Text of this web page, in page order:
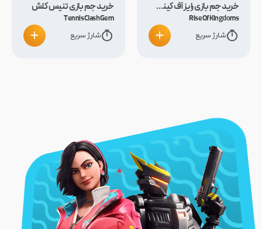
خرید جم بازی رایز آف کینگ دام
Rise Of Kingdoms
شارژ سریع
خرید جم بازی تنیس کلش
Tennis Clash Gem
شارژ سریع